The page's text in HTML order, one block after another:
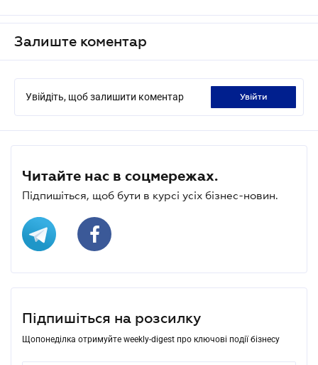
Залиште коментар
Увійдіть, щоб залишити коментар увійти
Читайте нас в соцмережах.
Підпишіться, щоб бути в курсі усіх бізнес-новин.
Підпишіться на розсилку
Щопонеділка отримуйте weekly-digest про ключові події бізнесу